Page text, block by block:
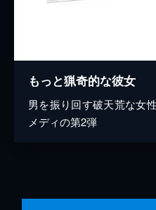
もっと猟奇的な彼女
男を振り回す破天荒な女
メディの第2弾